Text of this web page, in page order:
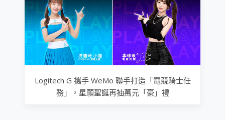
Logitech G 攜手 WeMo 聯手打造「電競騎士任
務」，星願聖誕再抽萬元「豪」禮